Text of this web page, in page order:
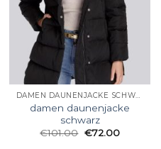
DAMEN DAUNENJACKE SCHWARZ
damen daunenjacke
schwarz
€101.00 €72.00